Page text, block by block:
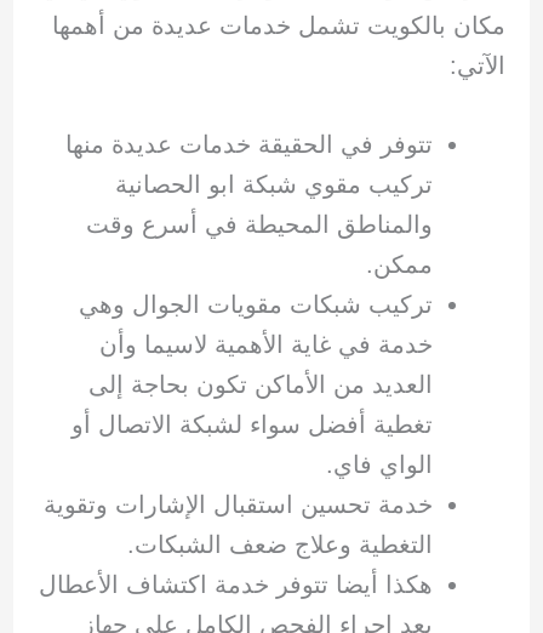
مكان بالكويت تشمل خدمات عديدة من أهمها
الآتي:
تتوفر في الحقيقة خدمات عديدة منها
تركيب مقوي شبكة ابو الحصانية
والمناطق المحيطة في أسرع وقت
ممكن.
تركيب شبكات مقويات الجوال وهي
خدمة في غاية الأهمية لاسيما وأن
العديد من الأماكن تكون بحاجة إلى
تغطية أفضل سواء لشبكة الاتصال أو
الواي فاي.
خدمة تحسين استقبال الإشارات وتقوية
التغطية وعلاج ضعف الشبكات.
هكذا أيضا تتوفر خدمة اكتشاف الأعطال
بعد إجراء الفحص الكامل على جهاز